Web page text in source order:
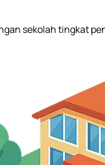
sekolah tingkat